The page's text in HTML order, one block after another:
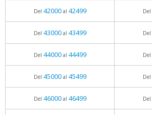
Del 42000al 42499 Del
Del 43000al 43499 Del
Del 44000al 44499 Del
Del 45000al 45499 Del
Del 46000al 46499 Del